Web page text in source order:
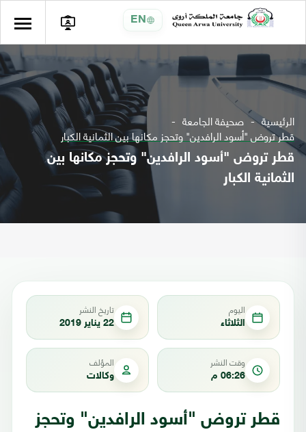
EN
الرئيسية صحيفة الجامعة
قطر تروض "أسود الرافدين" وتحجز مكانها بين الثمانية الكبار
قطر تروض "أسود الرافدين" وتحجز مكانها بين
الثمانية الكبار
اليوم
الثلاثاء
تاريخ النشر
22 يناير 2019
وقت النشر
06:26 م
المؤلف
وكالات
قطر تروض "أسود الرافدين" وتحجز